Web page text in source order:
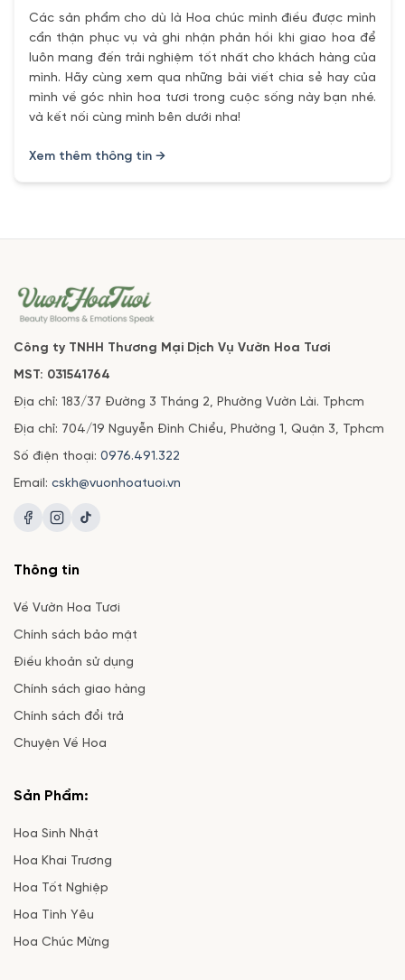
Các sản phẩm cho dù là Hoa chúc mình điều được mình
cẩn thận phục vụ và ghi nhận phản hồi khi giao hoa để
luôn mang đến trải nghiệm tốt nhất cho khách hàng của
mình. Hãy cùng xem qua những bài viết chia sẻ hay của
mình về góc nhìn hoa tươi trong cuộc sống này bạn nhé.
và kết nối cùng mình bên dưới nha!
Xem thêm thông tin →
Công ty TNHH Thương Mại Dịch Vụ Vườn Hoa Tươi
MST: 031541764
Địa chỉ: 183/37 Đường 3 Tháng 2, Phường Vườn Lài. Tphcm
Địa chỉ: 704/19 Nguyễn Đình Chiểu, Phường 1, Quận 3, Tphcm
Số điện thoại: 0976.491.322
Email: cskh@vuonhoatuoi.vn
Thông tin
Về Vườn Hoa Tươi
Chính sách bảo mật
Điều khoản sử dụng
Chính sách giao hàng
Chính sách đổi trả
Chuyện Về Hoa
Sản Phẩm:
Hoa Sinh Nhật
Hoa Khai Trương
Hoa Tốt Nghiệp
Hoa Tình Yêu
Hoa Chúc Mừng